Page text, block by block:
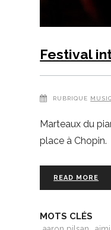
Festival
RUBRIQUE
Marteaux du
place à
READ MORE
MOTS CLÉS